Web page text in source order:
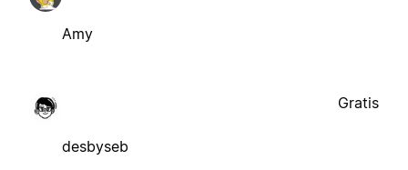
Amy
desbyseb
Gratis